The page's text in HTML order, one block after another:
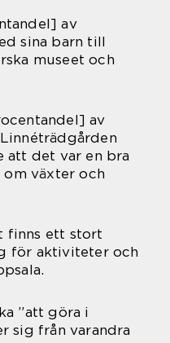
av
sina barn till
museet och
av
att det var en bra
växter och
finns ett stort
för aktiviteter och
”att göra i
sig från varandra